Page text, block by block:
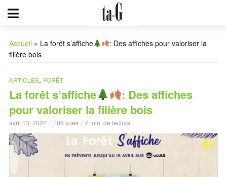
Accueil » La forêt s’affiche
: Des affiches pour valoriser la
filière bois
ARTICLES, FORÊT
La forêt s’affiche
: Des affiches
pour valoriser la filière bois
avril 13, 2022 109 vues 2 min. de lecture